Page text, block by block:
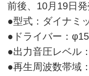
前後、10月19日発
●型式：ダイナミ
●ドライバー：
●出力音圧レベル
●再生周波数帯域